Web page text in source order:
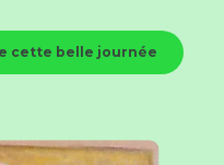
cette belle journée